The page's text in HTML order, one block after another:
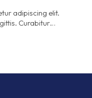
adipiscing elit.
Curabitur…